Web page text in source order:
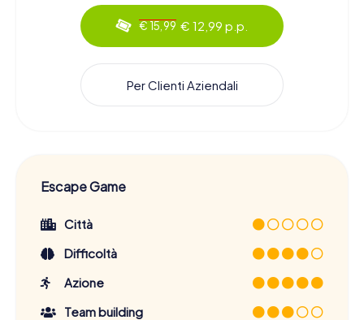
€ 15,99 € 12,99 p.p.
Per Clienti Aziendali
Escape Game
Città
Difficoltà
Azione
Team building